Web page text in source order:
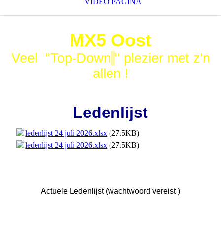
VIDEO PAGINA
MX5 Oost
Veel "Top-Down " plezier met z'n
allen !
Ledenlijst
ledenlijst 24 juli 2026.xlsx (27.5KB)
ledenlijst 24 juli 2026.xlsx (27.5KB)
Actuele Ledenlijst (wachtwoord vereist )